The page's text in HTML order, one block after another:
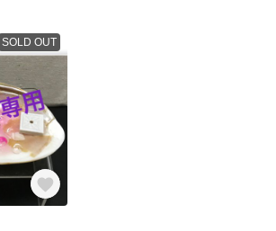
SOLD OUT